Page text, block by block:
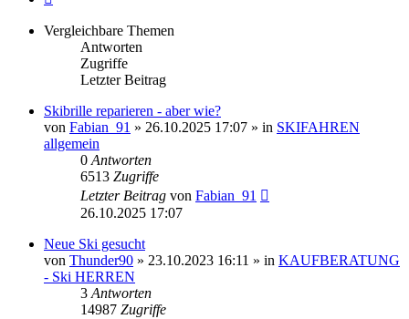
Vergleichbare Themen
Antworten
Zugriffe
Letzter Beitrag
Skibrille reparieren - aber wie?
von Fabian_91 » 26.10.2025 17:07 » in SKIFAHREN
allgemein
0 Antworten
6513 Zugriffe
Letzter Beitrag von Fabian_91
26.10.2025 17:07
Neue Ski gesucht
von Thunder90 » 23.10.2023 16:11 » in KAUFBERATUNG
- Ski HERREN
3 Antworten
14987 Zugriffe